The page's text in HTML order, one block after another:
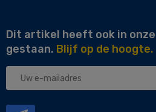
Dit artikel heeft ook in
gestaan. Blijf op de hoogte.
Uw